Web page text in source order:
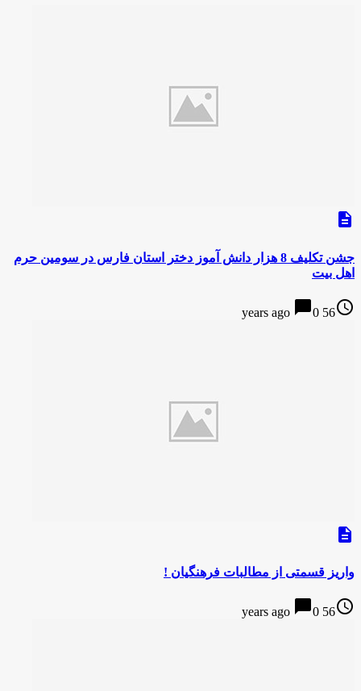
description
جشن تکلیف 8 هزار دانش آموز دختر استان فارس در سومین حرم
اهل بیت
access_time
56 years ago
chat_bubble0
description
واریز قسمتی از مطالبات فرهنگیان !
access_time
56 years ago
chat_bubble0